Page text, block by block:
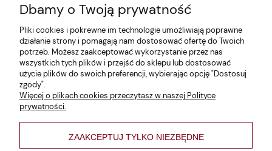
Zwroty i reklamacje
Dane firmy
Jak szukać?
Polityka prywatności
Regulamin
Poltyka cookies
varsaviana
Dbamy o Twoją prywatność
Pliki cookies i pokrewne im technologie umożliwiają poprawne
działanie strony i pomagają nam dostosować ofertę do Twoich
potrzeb. Możesz zaakceptować wykorzystanie przez nas
wszystkich tych plików i przejść do sklepu lub dostosować
użycie plików do swoich preferencji, wybierając opcję "Dostosuj
zgody".
Więcej o plikach cookies przeczytasz w naszej Polityce
prywatności.
ZAAKCEPTUJ TYLKO NIEZBĘDNE